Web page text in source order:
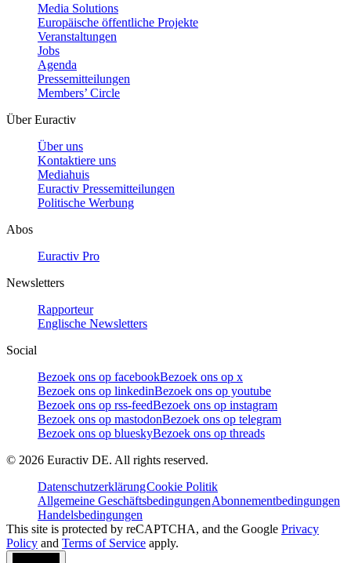
Media Solutions
Europäische öffentliche Projekte
Veranstaltungen
Jobs
Agenda
Pressemitteilungen
Members’ Circle
Über Euractiv
Über uns
Kontaktiere uns
Mediahuis
Euractiv Pressemitteilungen
Politische Werbung
Abos
Euractiv Pro
Newsletters
Rapporteur
Englische Newsletters
Social
Bezoek ons op facebookBezoek ons op x
Bezoek ons op linkedinBezoek ons op youtube
Bezoek ons op rss-feedBezoek ons op instagram
Bezoek ons op mastodonBezoek ons op telegram
Bezoek ons op blueskyBezoek ons op threads
© 2026 Euractiv DE. All rights reserved.
DatenschutzerklärungCookie Politik
Allgemeine GeschäftsbedingungenAbonnementbedingungen
Handelsbedingungen
This site is protected by reCAPTCHA, and the Google Privacy
Policy and Terms of Service apply.